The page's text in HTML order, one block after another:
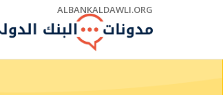
ALBANKALDAWLI.ORG